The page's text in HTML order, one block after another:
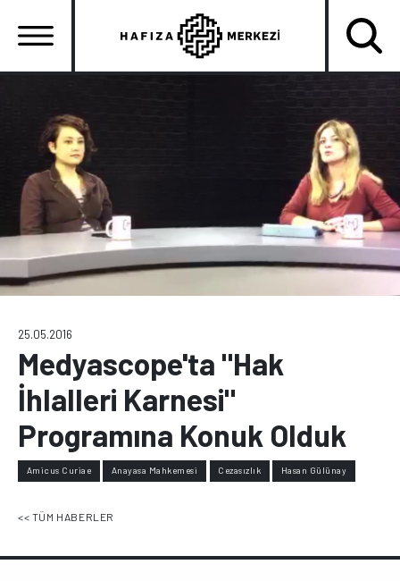
atla
gezinti
menüsü
25.05.2016
Medyascope'ta "Hak
İhlalleri Karnesi"
Programına Konuk Olduk
Amicus Curiae Anayasa Mahkemesi Cezasızlık Hasan Gülünay
<< TÜM HABERLER